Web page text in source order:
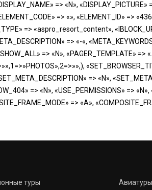
=> «N»,
=> «», «ELEMENT_ID» =>
=> «aspro_resort_content»,
=> «-«,
=> «N», «PAGER_TEMPLATE»
=> «N»,
=> «N», «USE_PERMISSIONS» =>
=> «A»,
туры Авиатуры